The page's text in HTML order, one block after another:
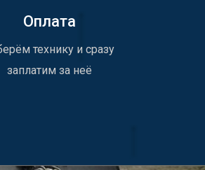
Оплата
технику и сразу
заплатим за неё